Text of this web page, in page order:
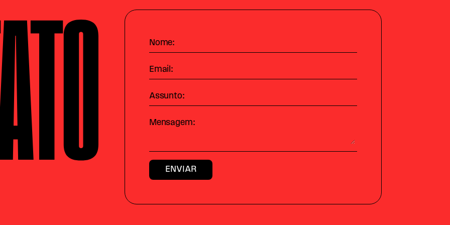
Nome:
Email:
Assunto:
Mensagem: